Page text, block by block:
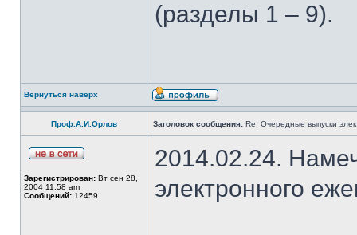
(разделы 1 – 9).
Вернуться наверх
Проф.А.И.Орлов Заголовок сообщения: Re: Очередные выпуски
Зарегистрирован: Вт сен 28,
2004 11:58 am
Сообщений: 12459
2014.02.24.
электронного